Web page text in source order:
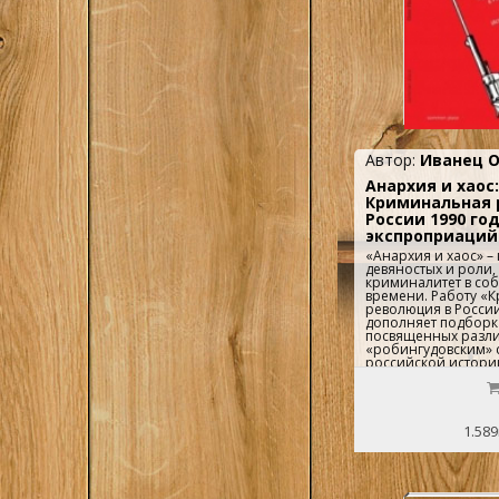
Автор: Иванец
Анархия и хаос:
Криминальная
России 1990
«Анархия и хаос» –
девяностых и
криминалитет в
времени. Работу
революция в
дополняет
посвященных
«робингудовским»
российской
выступают на